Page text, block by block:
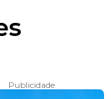
Publicidade